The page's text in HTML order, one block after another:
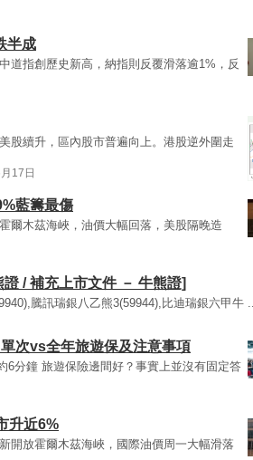
半成
道指創歷史新高，納指則反覆滑落逾1%，反
股續升，區內股市普遍向上。港股逆外圍走
17日
藍籌最傷
爾木茲海峽，油價大幅回落，美股隔晚造
/ 補充上市文件 － 牛熊證]
騰訊瑞銀八乙熊3(59944),比迪瑞銀六甲牛 ...
次vs全年旅遊保及注意事項
6分鐘 旅遊保險邊間好？事實上並沒有固定答
升近6%
開放霍爾木茲海峽，國際油價周一大幅滑落